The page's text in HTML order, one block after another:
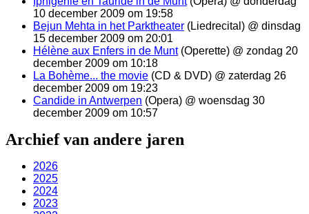
10 december 2009 om 19:58
Bejun Mehta in het Parktheater (Liedrecital) @ dinsdag
15 december 2009 om 20:01
Hélène aux Enfers in de Munt(Operette) @ zondag 20
december 2009 om 10:18
La Bohème... the movie (CD & DVD) @ zaterdag 26
december 2009 om 19:23
Candide in Antwerpen (Opera) @ woensdag 30
december 2009 om 10:57
Archief van andere jaren
2026
2025
2024
2023